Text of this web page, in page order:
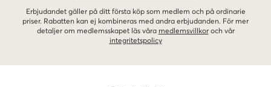
Erbjudandet gäller på ditt första köp som medlem och på ordinarie
priser. Rabatten kan ej kombineras med andra erbjudanden. För mer
detaljer om medlemsskapet läs våra medlemsvillkor och vår
integritetspolicy